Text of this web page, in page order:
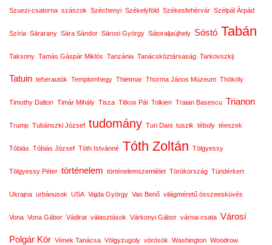
Szuezi-csatorna szászok Széchenyi Székelyföld Székesfehérvár Szélpál Árpád
Szíria Sárarany Sára Sándor Sárosi György Sátoraljaújhely Sóstó Tabán
Taksony Tamás Gáspár Miklós Tanzánia Tanácsköztársaság Tarkovszkij
Tatuin teherautók Templomhegy Thietmar Thorma János Múzeum Thököly
Timothy Dalton Timár Mihály Tisza Titkos Pál Tolkien Traian Basescu Trianon
Trump Tubánszki József tudomány Turi Dani tuszik téboly téeszek
Tóbiás Tóbiás József Tóth Istvánné Tóth Zoltán Tölgyessy
Tölgyessy Péter történelem történelemszemlélet Törökország Tündérkert
Ukrajna urbánusok USA Vajda György Vas Benő világméretű összeesküvés
Vona Vona Gábor Vádirat választások Várkonyi Gábor várnai csata Városi
Polgár Kör Vének Tanácsa Völgyzugoly vörösök Washington Woodrow